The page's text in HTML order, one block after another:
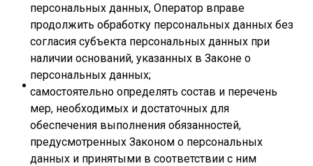
персональных данных, Оператор вправе
продолжить обработку персональных данных без
согласия субъекта персональных данных при
наличии оснований, указанных в Законе о
персональных данных;
самостоятельно определять состав и перечень
мер, необходимых и достаточных для
обеспечения выполнения обязанностей,
предусмотренных Законом о персональных
данных и принятыми в соответствии с ним